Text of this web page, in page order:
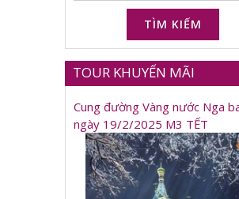
TÌM KIẾM
TOUR KHUYẾN MÃI
Cung đường Vàng nước Nga
ngày 19/2/2025 M3 TẾT